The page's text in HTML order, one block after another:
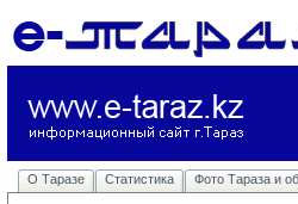
О Таразе Статистика Фото Тараза и